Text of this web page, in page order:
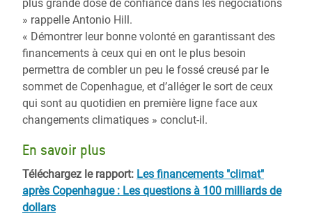
plus grande dose de confiance dans les négociations
» rappelle Antonio Hill.
« Démontrer leur bonne volonté en garantissant des
financements à ceux qui en ont le plus besoin
permettra de combler un peu le fossé creusé par le
sommet de Copenhague, et d’alléger le sort de ceux
qui sont au quotidien en première ligne face aux
changements climatiques » conclut-il.
En savoir plus
Téléchargez le rapport: Les financements "climat"
après Copenhague : Les questions à 100 milliards de
dollars